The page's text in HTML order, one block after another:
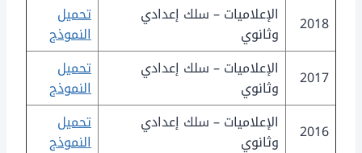
2018
الإعلاميات – سلك إعدادي
وثانوي
تحميل
النموذج
2017
الإعلاميات – سلك إعدادي
وثانوي
تحميل
النموذج
2016
الإعلاميات – سلك إعدادي
وثانوي
تحميل
النموذج